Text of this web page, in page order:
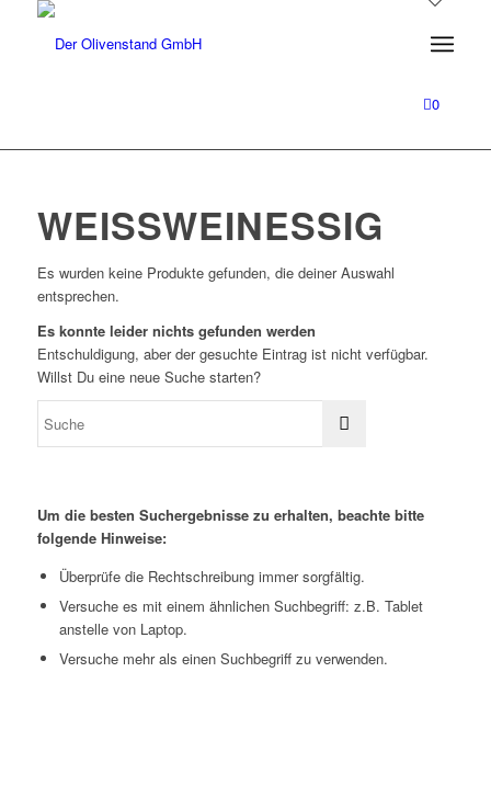
0
WEISSWEINESSIG
Es wurden keine Produkte gefunden, die deiner Auswahl
entsprechen.
Es konnte leider nichts gefunden werden
Entschuldigung, aber der gesuchte Eintrag ist nicht verfügbar.
Willst Du eine neue Suche starten?
Um die besten Suchergebnisse zu erhalten, beachte bitte
folgende Hinweise:
Überprüfe die Rechtschreibung immer sorgfältig.
Versuche es mit einem ähnlichen Suchbegriff: z.B. Tablet
anstelle von Laptop.
Versuche mehr als einen Suchbegriff zu verwenden.